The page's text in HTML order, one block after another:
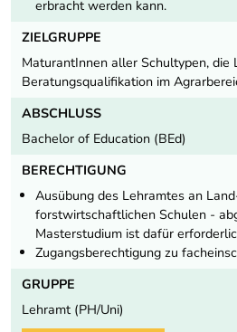
erbracht werden kann.
ZIELGRUPPE
MaturantInnen aller Schultypen, die
Beratungsqualifikation im
ABSCHLUSS
Bachelor of Education (BEd)
BERECHTIGUNG
Ausübung des Lehramtes an
forstwirtschaftlichen Schulen -
Masterstudium ist dafür
Zugangsberechtigung zu
GRUPPE
Lehramt (PH/Uni)